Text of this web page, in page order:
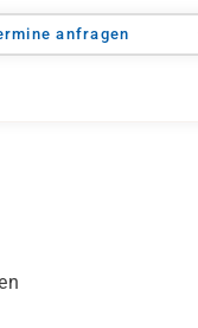
anfragen